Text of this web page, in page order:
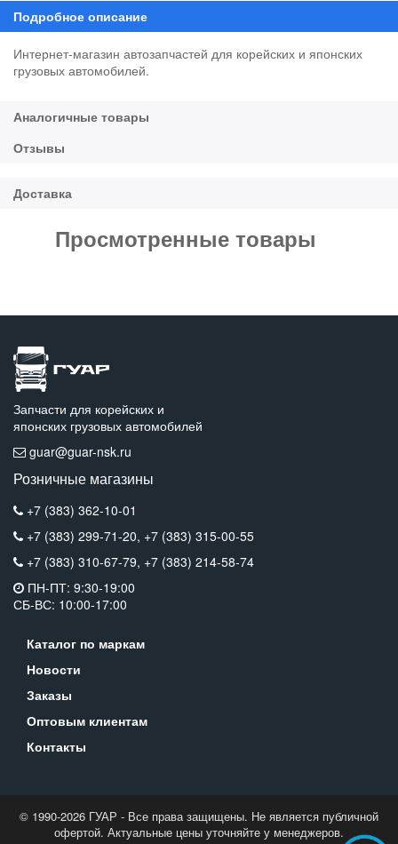
Интернет-магазин автозапчастей для корейских и японских
грузовых автомобилей.
Просмотренные товары
Запчасти для корейских и
японских грузовых автомобилей
guar@guar-nsk.ru
Розничные магазины
+7 (383) 362-10-01
+7 (383) 299-71-20, +7 (383) 315-00-55
+7 (383) 310-67-79, +7 (383) 214-58-74
ПН-ПТ: 9:30-19:00
СБ-ВС: 10:00-17:00
Каталог по маркам
Новости
Заказы
Оптовым клиентам
Контакты
© 1990-2026 ГУАР - Все права защищены. Не является публичной
офертой. Актуальные цены уточняйте у менеджеров.